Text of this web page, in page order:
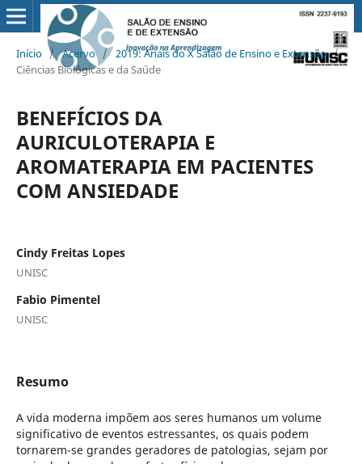
Início / Acervo / 2019: Anais do X Salão de Ensino e Extensão /
Ciências Biológicas e da Saúde
BENEFÍCIOS DA
AURICULOTERAPIA E
AROMATERAPIA EM PACIENTES
COM ANSIEDADE
Cindy Freitas Lopes
UNISC
Fabio Pimentel
UNISC
Resumo
A vida moderna impõem aos seres humanos um volume
significativo de eventos estressantes, os quais podem
tornarem-se grandes geradores de patologias, sejam por